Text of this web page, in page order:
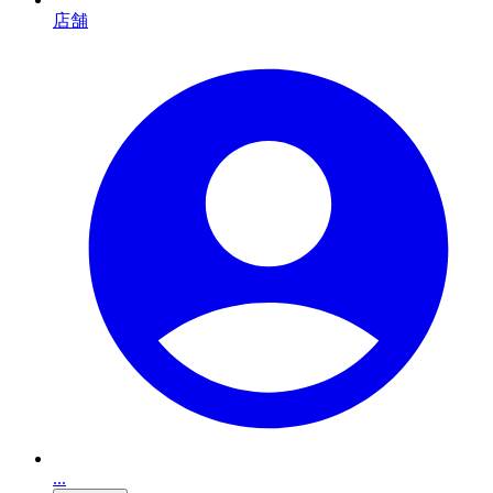
店舗
...